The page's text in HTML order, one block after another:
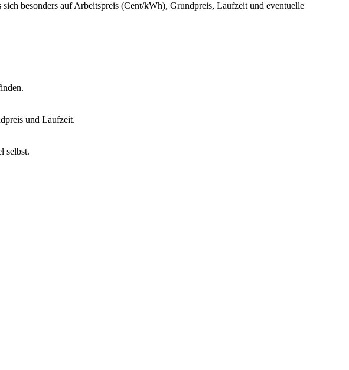
besonders auf Arbeitspreis (Cent/kWh), Grundpreis, Laufzeit und eventuelle
und Laufzeit.
selbst.